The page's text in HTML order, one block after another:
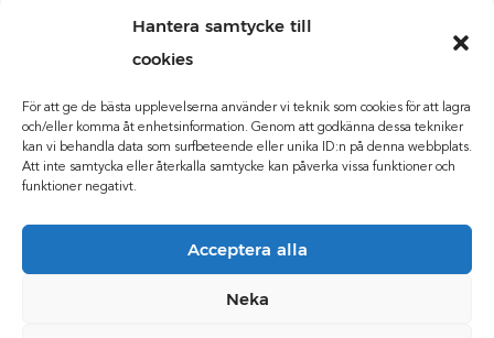
Hantera samtycke till
cookies
För att ge de bästa upplevelserna använder vi teknik som cookies för att lagra
och/eller komma åt enhetsinformation. Genom att godkänna dessa tekniker
kan vi behandla data som surfbeteende eller unika ID:n på denna webbplats.
Att inte samtycka eller återkalla samtycke kan påverka vissa funktioner och
funktioner negativt.
Acceptera alla
Neka
ÖSTERLEN CHOKLADKALENDER
Från